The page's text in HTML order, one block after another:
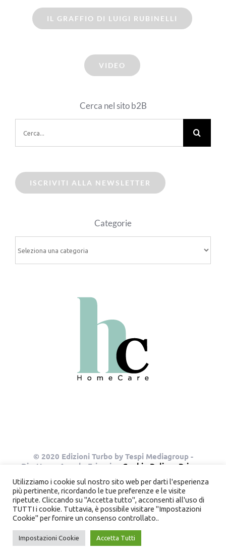
IL GRAFFIO DI LUIGI RUBINELLI
VIDEO
Cerca nel sito b2B
per:
ISCRIVITI ALLA NEWSLETTER
Categorie
© 2020 Edizioni Turbo by Tespi Mediagroup -
Direttore: Angelo Frigerio - Cookie Policy
Privacy
InstagramPinterest
Utilizziamo i cookie sul nostro sito web per darti l'esperienza
più pertinente, ricordando le tue preferenze e le visite
ripetute. Cliccando su "Accetta tutto", acconsenti all'uso di
TUTTI i cookie. Tuttavia, è possibile visitare "Impostazioni
Cookie" per fornire un consenso controllato..
Impostazioni Cookie Accetta Tutti